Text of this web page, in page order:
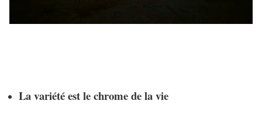
La variété est le chrome de la vie